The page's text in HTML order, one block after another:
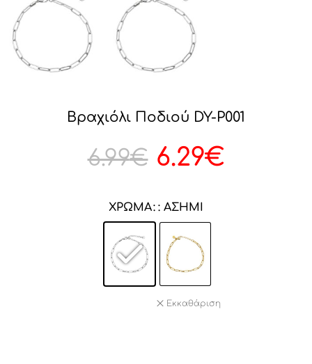
Βραχιόλι Ποδιού DY-P001
6.99€ 6.29€
ΧΡΏΜΑ : ΑΣΗΜΊ
Εκκαθάριση